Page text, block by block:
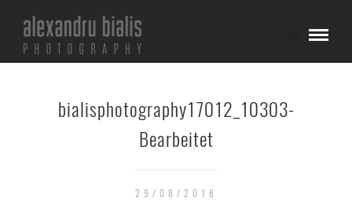
bialisphotography17012_10303-
Bearbeitet
29/08/2018